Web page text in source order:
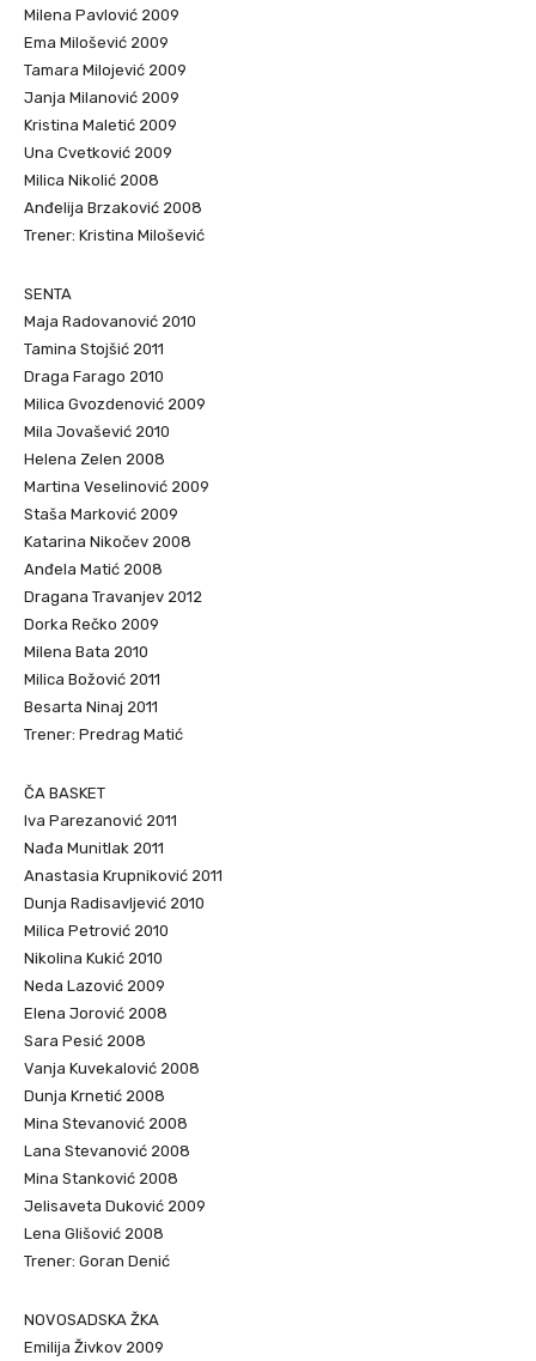
Milena Pavlović 2009
Ema Milošević 2009
Tamara Milojević 2009
Janja Milanović 2009
Kristina Maletić 2009
Una Cvetković 2009
Milica Nikolić 2008
Anđelija Brzaković 2008
Trener: Kristina Milošević
SENTA
Maja Radovanović 2010
Tamina Stojšić 2011
Draga Farago 2010
Milica Gvozdenović 2009
Mila Jovašević 2010
Helena Zelen 2008
Martina Veselinović 2009
Staša Marković 2009
Katarina Nikočev 2008
Anđela Matić 2008
Dragana Travanjev 2012
Dorka Rečko 2009
Milena Bata 2010
Milica Božović 2011
Besarta Ninaj 2011
Trener: Predrag Matić
ČA BASKET
Iva Parezanović 2011
Nađa Munitlak 2011
Anastasia Krupniković 2011
Dunja Radisavljević 2010
Milica Petrović 2010
Nikolina Kukić 2010
Neda Lazović 2009
Elena Jorović 2008
Sara Pesić 2008
Vanja Kuvekalović 2008
Dunja Krnetić 2008
Mina Stevanović 2008
Lana Stevanović 2008
Mina Stanković 2008
Jelisaveta Duković 2009
Lena Glišović 2008
Trener: Goran Denić
NOVOSADSKA ŽKA
Emilija Živkov 2009